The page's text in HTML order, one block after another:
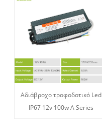
Αδιάβροχο τροφοδοτικό Led
IP67 12v 100w A Series